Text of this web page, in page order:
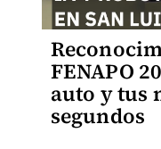
FENAPO
auto y tus
segundos